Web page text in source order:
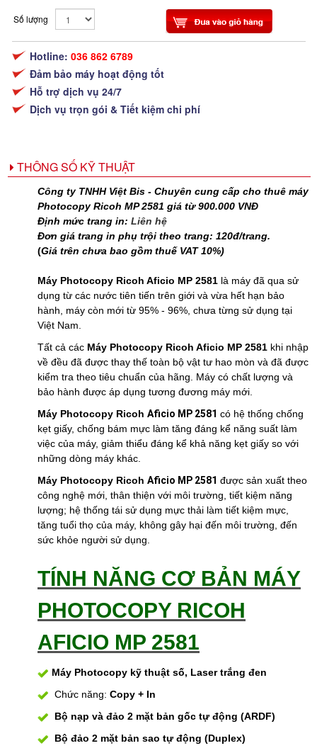
Số lượng
Hotline: 036 862 6789
Đảm bảo máy hoạt động tốt
Hỗ trợ dịch vụ 24/7
Dịch vụ trọn gói & Tiết kiệm chi phí
THÔNG SỐ KỸ THUẬT
Công ty TNHH Việt Bis - Chuyên cung cấp cho thuê máy
Photocopy Ricoh MP 2581 giá từ 900.000 VNĐ
Định mức trang in: Liên hệ
Đơn giá trang in phụ trội theo trang: 120đ/trang.
(Giá trên chưa bao gồm thuế VAT 10%)
Máy Photocopy Ricoh Aficio MP 2581 là máy đã qua sử
dụng từ các nước tiên tiến trên giới và vừa hết hạn bảo
hành, máy còn mới từ 95% - 96%, chưa từng sử dụng tại
Việt Nam.
Tất cả các Máy Photocopy Ricoh Aficio MP 2581 khi nhập
về đều đã được thay thế toàn bộ vật tư hao mòn và đã được
kiểm tra theo tiêu chuẩn của hãng. Máy có chất lượng và
bảo hành được áp dụng tương đương máy mới.
Máy Photocopy Ricoh Aficio MP 2581 có hệ thống chống
kẹt giấy, chống bám mực làm tăng đáng kể năng suất làm
việc của máy, giảm thiểu đáng kể khả năng kẹt giấy so với
những dòng máy khác.
Máy Photocopy Ricoh Aficio MP 2581 được sản xuất theo
công nghệ mới, thân thiện với môi trường, tiết kiệm năng
lượng; hệ thống tái sử dụng mực thải làm tiết kiệm mực,
tăng tuổi thọ của máy, không gây hại đến môi trường, đến
sức khỏe người sử dụng.
TÍNH NĂNG CƠ BẢN MÁY
PHOTOCOPY RICOH
AFICIO MP 2581
Máy Photocopy kỹ thuật số, Laser trắng đen
Chức năng: Copy + In
Bộ nạp và đảo 2 mặt bản gốc tự động (ARDF)
Bộ đảo 2 mặt bản sao tự động (Duplex)